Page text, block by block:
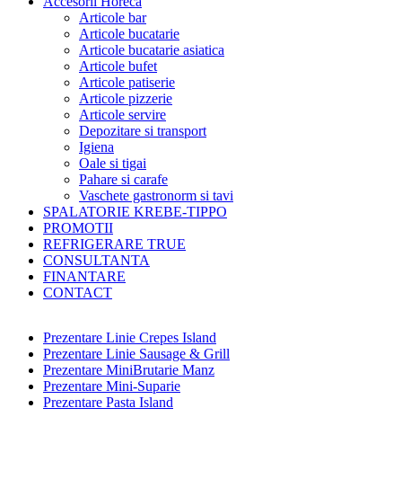
Articole bar
Articole bucatarie
Articole bucatarie asiatica
Articole bufet
Articole patiserie
Articole pizzerie
Articole servire
Depozitare si transport
Igiena
Oale si tigai
Pahare si carafe
Vaschete gastronorm si tavi
SPALATORIE KREBE-TIPPO
PROMOTII
REFRIGERARE TRUE
CONSULTANTA
FINANTARE
CONTACT
Prezentare Linie Crepes Island
Prezentare Linie Sausage & Grill
Prezentare MiniBrutarie Manz
Prezentare Mini-Suparie
Prezentare Pasta Island